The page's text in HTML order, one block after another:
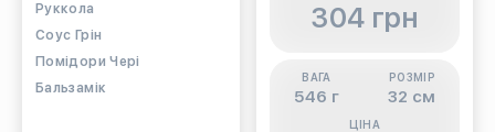
Руккола
Соус Грін
Помідори Чері
Бальзамік
304 грн
ВАГА
546 г
РОЗМІР
32 см
ЦІНА